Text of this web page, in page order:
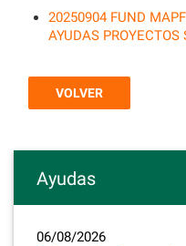
20250904 FUND
AYUDAS PROYECTOS
VOLVER
Ayudas
06/08/2026